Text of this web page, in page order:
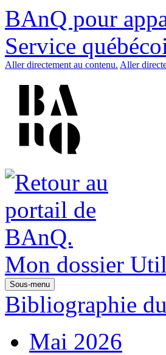
BAnQ pour
Service
Aller directement au contenu. Aller
Mon dossier
Sous-menu
Bibliographie
Mai 2026